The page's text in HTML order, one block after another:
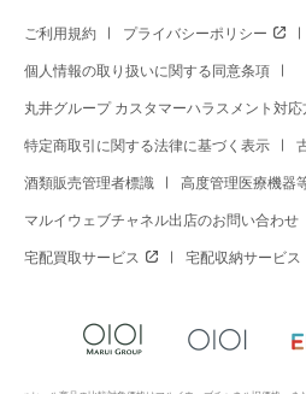
ご利用規約 プライバシーポリシー
個人情報の取り扱いに関する同意条項
丸井グループ カスタマーハラスメント対応
特定商取引に関する法律に基づく表示
酒類販売管理者標識 高度管理医療機器
マルイウェブチャネル出店のお問い合わせ
宅配買取サービス 宅配収納サービス